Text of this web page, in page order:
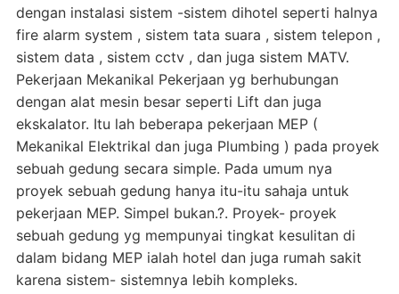
dengan instalasi sistem -sistem dihotel seperti halnya
fire alarm system , sistem tata suara , sistem telepon ,
sistem data , sistem cctv , dan juga sistem MATV.
Pekerjaan Mekanikal Pekerjaan yg berhubungan
dengan alat mesin besar seperti Lift dan juga
ekskalator. Itu lah beberapa pekerjaan MEP (
Mekanikal Elektrikal dan juga Plumbing ) pada proyek
sebuah gedung secara simple. Pada umum nya
proyek sebuah gedung hanya itu-itu sahaja untuk
pekerjaan MEP. Simpel bukan.?. Proyek- proyek
sebuah gedung yg mempunyai tingkat kesulitan di
dalam bidang MEP ialah hotel dan juga rumah sakit
karena sistem- sistemnya lebih kompleks.